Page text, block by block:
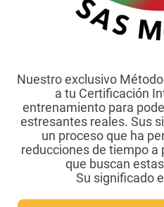
Nuestro exclusivo Método
a tu Certificación
entrenamiento para
estresantes reales. Sus
un proceso que ha
reducciones de tiempo
que buscan
Su significado